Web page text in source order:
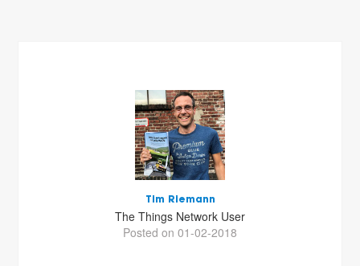
Tim Riemann
The Things Network User
Posted on 01-02-2018